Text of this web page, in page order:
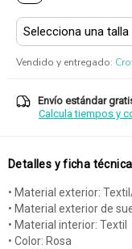
Vendido y entregado:
Envío estándar
Calcula tiempos y
Detalles y ficha técnica
• Material exterior:
• Material exterior de
• Material interior: Textil
• Color: Rosa